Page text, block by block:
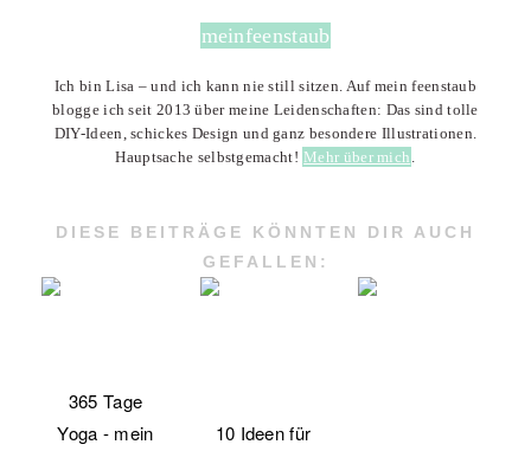
meinfeenstaub
Ich bin Lisa – und ich kann nie still sitzen. Auf mein feenstaub
blogge ich seit 2013 über meine Leidenschaften: Das sind tolle
DIY-Ideen, schickes Design und ganz besondere Illustrationen.
Hauptsache selbstgemacht! Mehr über mich .
DIESE BEITRÄGE KÖNNTEN DIR AUCH
GEFALLEN:
365 Tage
Yoga - mein
10 Ideen für